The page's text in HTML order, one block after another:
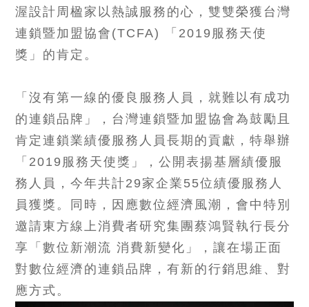
渥設計周楹家以熱誠服務的心，雙雙榮獲台灣
連鎖暨加盟協會(TCFA) 「2019服務天使
獎」的肯定。
「沒有第一線的優良服務人員，就難以有成功
的連鎖品牌」，台灣連鎖暨加盟協會為鼓勵且
肯定連鎖業績優服務人員長期的貢獻，特舉辦
「2019服務天使獎」，公開表揚基層績優服
務人員，今年共計29家企業55位績優服務人
員獲獎。同時，因應數位經濟風潮，會中特別
邀請東方線上消費者研究集團蔡鴻賢執行長分
享「數位新潮流 消費新變化」，讓在場正面
對數位經濟的連鎖品牌，有新的行銷思維、對
應方式。